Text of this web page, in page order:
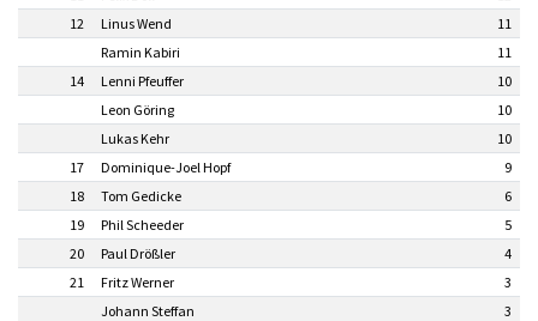
12
Linus Wend
11
Ramin Kabiri
11
14
Lenni Pfeuffer
10
Leon Göring
10
Lukas Kehr
10
17
Dominique-Joel Hopf
9
18
Tom Gedicke
6
19
Phil Scheeder
5
20
Paul Drößler
4
21
Fritz Werner
3
Johann Steffan
3